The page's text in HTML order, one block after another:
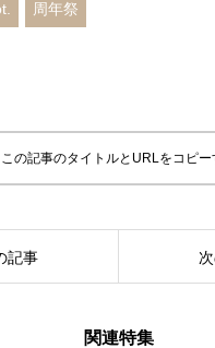
周年祭
この記事のタイトルとURLをコピー
記事
関連特集